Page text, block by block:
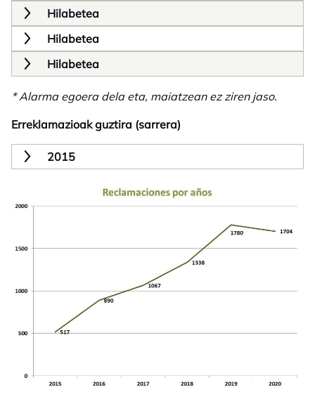
Hilabetea
Hilabetea
Hilabetea
* Alarma egoera dela eta, maiatzean ez ziren jaso.
Erreklamazioak guztira (sarrera)
2015